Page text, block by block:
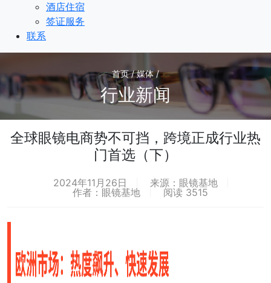
酒店住宿
签证服务
联系
首页 / 媒体 /
行业新闻
全球眼镜电商势不可挡，跨境正成行业热
门首选（下）
2024年11月26日
来源：眼镜基地
作者：眼镜基地
阅读 3515